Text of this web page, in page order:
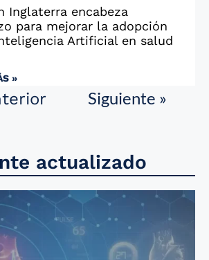
Inglaterra encabeza
para mejorar la adopción
Artificial en salud
»
Siguiente »
actualizado